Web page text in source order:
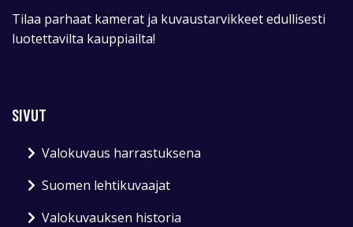
Tilaa parhaat kamerat ja kuvaustarvikkeet edullisesti
luotettavilta kauppiailta!
SIVUT
Valokuvaus harrastuksena
Suomen lehtikuvaajat
Valokuvauksen historia